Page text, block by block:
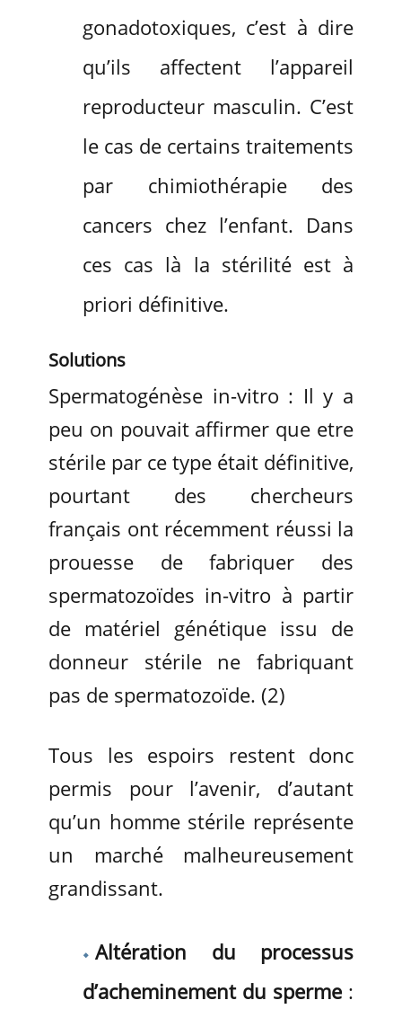
gonadotoxiques, c’est à dire
qu’ils affectent l’appareil
reproducteur masculin. C’est
le cas de certains traitements
par chimiothérapie des
cancers chez l’enfant. Dans
ces cas là la stérilité est à
priori définitive.
Solutions
Spermatogénèse in-vitro : Il y a
peu on pouvait affirmer que etre
stérile par ce type était définitive,
pourtant des chercheurs
français ont récemment réussi la
prouesse de fabriquer des
spermatozoïdes in-vitro à partir
de matériel génétique issu de
donneur stérile ne fabriquant
pas de spermatozoïde. (2)
Tous les espoirs restent donc
permis pour l’avenir, d’autant
qu’un homme stérile représente
un marché malheureusement
grandissant.
Altération du processus
d’acheminement du sperme :